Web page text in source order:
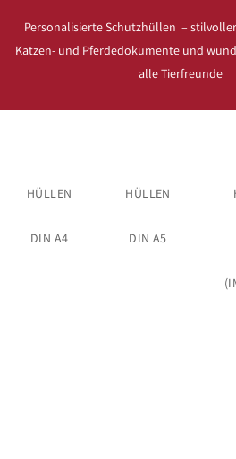
Personalisierte Schutzhüllen –
Katzen- und Pferdedokumente und
alle Tierfreunde
HÜLLEN
DIN A4
HÜLLEN
DIN A5